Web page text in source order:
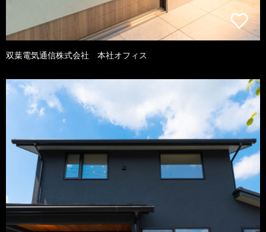
双葉電気通信株式会社 本社オフィス